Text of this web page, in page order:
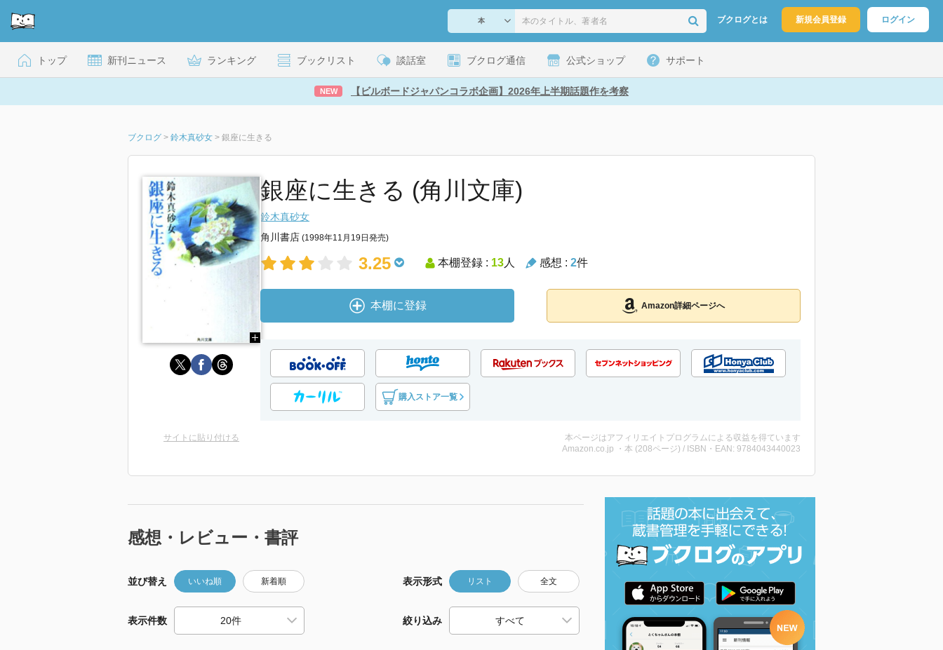
ブクログとは 新規会員登録 ログイン
トップ 新刊ニュース ランキング ブックリスト 談話室 ブクログ通信 公式ショップ サポート
NEW 【ビルボードジャパンコラボ企画】2026年上半期話題作を考察
ブクログ > 鈴木真砂女 > 銀座に生きる
銀座に生きる (角川文庫)
鈴木真砂女
角川書店 (1998年11月19日発売)
3.25 本棚登録 : 13人 感想 : 2件
本棚に登録 Amazon詳細ページへ
購入ストア一覧
サイトに貼り付ける
本ページはアフィリエイトプログラムによる収益を得ています
Amazon.co.jp ・本 (208ページ) / ISBN・EAN: 9784043440023
感想・レビュー・書評
並び替え いいね順 新着順 表示形式 リスト 全文
表示件数 絞り込み